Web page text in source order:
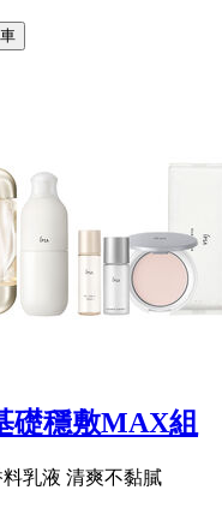
礎穩敷MAX組
料乳液 清爽不黏膩